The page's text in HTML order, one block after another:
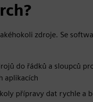
zdroje. Se
do řádků a sloupců
aplikacích
přípravy dat rychle a